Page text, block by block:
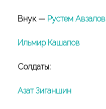
Внук — Рустем Авзалов
Ильмир Кашапов
Солдаты:
Азат Зиганшин